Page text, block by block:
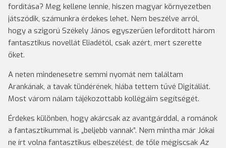
fordítása? Meg kellene lennie, hiszen magyar környezetben
játszódik, számunkra érdekes lehet. Nem beszélve arról,
hogy a szigorú Székely János egyszerűen lefordított három
fantasztikus novellát Eliadétól, csak azért, mert szerette
őket.
A neten mindenesetre semmi nyomát nem találtam
Arankának, a tavak tündérének, hiába tettem tűvé Digitáliát.
Most várom nálam tájékozottabb kollégáim segítségét.
Érdekes különben, hogy akárcsak az avantgárddal, a románok
a fantasztikummal is „beljebb vannak”. Nem mintha már Jókai
ne írt volna fantasztikus elbeszélést, de tőle mégiscsak Az